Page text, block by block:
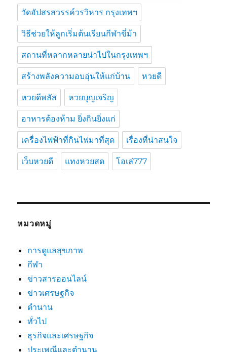
วัดอัปสรสวรรค์วรวิหาร กรุงเทพฯ
วิธีช่วยให้ลูกเริ่มต้นเรียนกีฬาขี่ม้า
สถานที่หลากหลายน่าไปในกรุงเทพฯ
สร้างพลังความอบอุ่นให้แก่บ้าน หวยดี
หวยดีพลัส หวยบุญเจริญ
อาหารต้องห้าม ยิ่งกินยิ่งแก่
เครื่องไฟฟ้าที่กินไฟมาที่สุด เรื่องที่น่าสนใจ
เว็บหวยดี แทงหวยสด โอเล่777
หมวดหมู่
การดูแลสุขภาพ
กีฬา
ข่าวสารออนไลน์
ข่าวเศรษฐกิจ
ตำนาน
ทั่วไป
ธุรกิจและเศรษฐกิจ
ประเพณีและตำนาน